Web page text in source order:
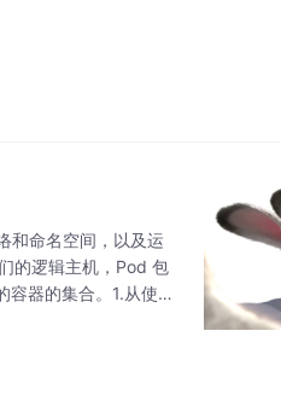
和命名空间，以及运
的逻辑主机，Pod 包
器的集合。1.从使用